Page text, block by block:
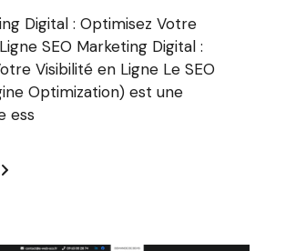
Digital : Optimisez Votre
SEO Marketing Digital :
Visibilité en Ligne Le SEO
Optimization) est une
ess